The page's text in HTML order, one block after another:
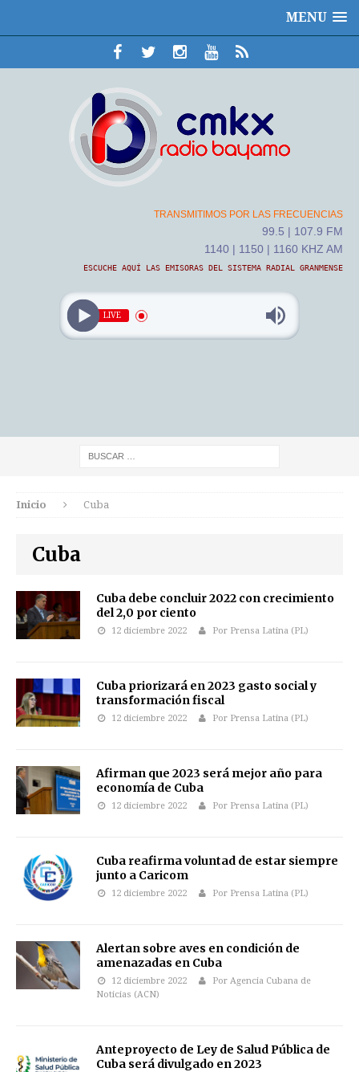
MENU
TRANSMITIMOS POR LAS FRECUENCIAS
99.5 | 107.9 FM
1140 | 1150 | 1160 KHZ AM
ESCUCHE AQUÍ LAS EMISORAS DEL SISTEMA RADIAL GRANMENSE
LIVE
Inicio Cuba
Cuba
Cuba debe concluir 2022 con crecimiento
del 2,0 por ciento
12 diciembre 2022 Por Prensa Latina (PL)
Cuba priorizará en 2023 gasto social y
transformación fiscal
12 diciembre 2022 Por Prensa Latina (PL)
Afirman que 2023 será mejor año para
economía de Cuba
12 diciembre 2022 Por Prensa Latina (PL)
Cuba reafirma voluntad de estar siempre
junto a Caricom
12 diciembre 2022 Por Prensa Latina (PL)
Alertan sobre aves en condición de
amenazadas en Cuba
12 diciembre 2022
Por Agencia Cubana de
Noticias (ACN)
Anteproyecto de Ley de Salud Pública de
Cuba será divulgado en 2023